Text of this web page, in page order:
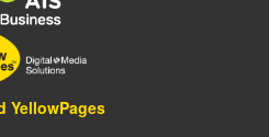
YellowPages